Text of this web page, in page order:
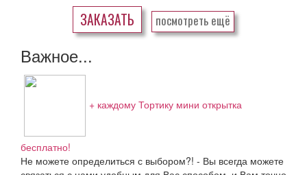
ЗАКАЗАТЬ посмотреть ещё
Важное...
+ каждому Тортику мини открытка
бесплатно!
Не можете определиться с выбором?! - Вы всегда можете